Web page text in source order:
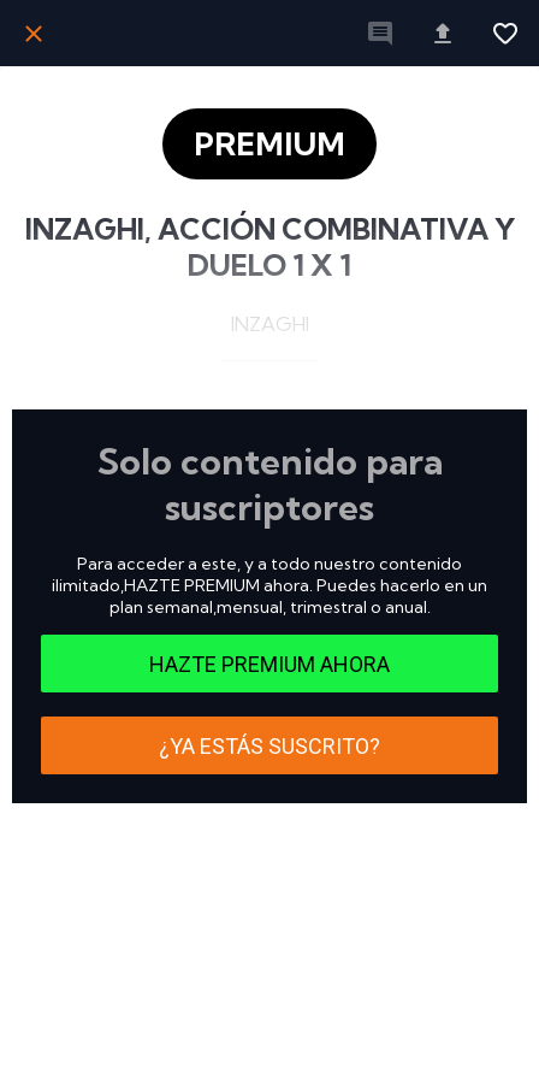
PREMIUM
INZAGHI, ACCIÓN COMBINATIVA Y
DUELO 1 X 1
INZAGHI
Solo contenido para
suscriptores
Para acceder a este, y a todo nuestro contenido
ilimitado,HAZTE PREMIUM ahora. Puedes hacerlo en un
plan semanal,mensual, trimestral o anual.
HAZTE PREMIUM AHORA
¿YA ESTÁS SUSCRITO?